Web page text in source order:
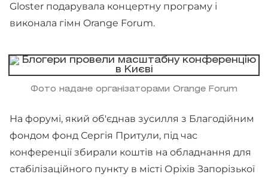
Gloster подарувала концертну програму і
виконала гімн Orange Forum.
Фото надане організаторами Orange Forum
На форумі, який об'єднав зусилля з Благодійним
фондом фонд Сергія Притули, під час
конференції збирали коштів на обладнання для
стабілізаційного пункту в місті Оріхів Запорізької